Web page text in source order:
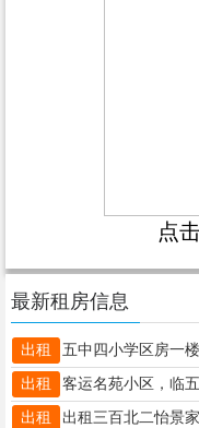
点
最新租房信息
出租 五中四小学区房一
出租
出租